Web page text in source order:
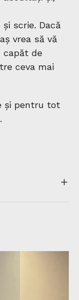
scrie. Dacă
vrea să vă
capăt de
ceva mai
și pentru tot